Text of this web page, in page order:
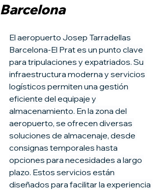
Barcelona
El aeropuerto Josep Tarradellas
Barcelona-El Prat es un punto clave
para tripulaciones y expatriados. Su
infraestructura moderna y servicios
logísticos permiten una gestión
eficiente del equipaje y
almacenamiento. En la zona del
aeropuerto, se ofrecen diversas
soluciones de almacenaje, desde
consignas temporales hasta
opciones para necesidades a largo
plazo. Estos servicios están
diseñados para facilitar la experiencia